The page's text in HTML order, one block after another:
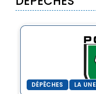
DÉPÊCHES LA UNE